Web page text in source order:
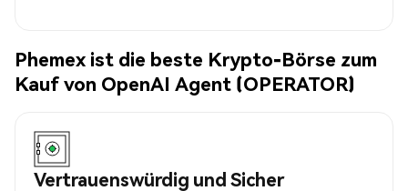
Phemex ist die beste Krypto-Börse zum
Kauf von OpenAI Agent (OPERATOR)
Vertrauenswürdig und Sicher